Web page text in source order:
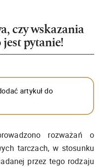
czy wskazania
jest pytanie!
artykuł do
rozważań o
tarczach, w stosunku
przez tego rodzaju